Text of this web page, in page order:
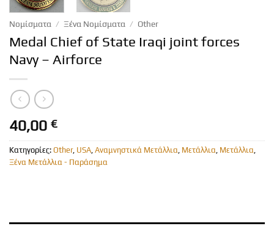
Νομίσματα / Ξένα Νομίσματα / Other
Medal Chief of State Iraqi joint forces
Navy – Airforce
40,00 €
Κατηγορίες: Other, USA, Αναμνηστικά Μετάλλια, Μετάλλια, Μετάλλια,
Ξένα Μετάλλια - Παράσημα